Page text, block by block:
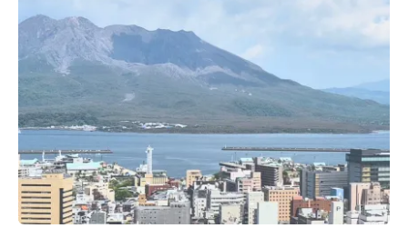
お知らせ
活動実績
Blog
News
採用情報